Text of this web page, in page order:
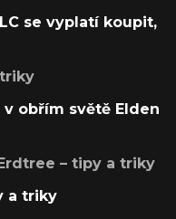
se vyplatí koupit,
obřím světě Elden
– tipy a triky
a triky